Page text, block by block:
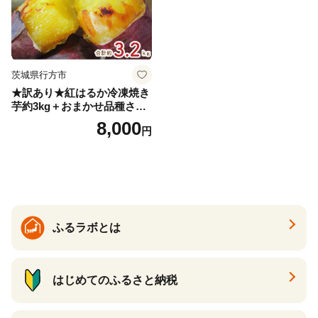
茨城県行方市
★訳あり★紅はるか冷凍焼き
芋約3kg＋おまかせ品種さつ
まいも 合計約3.2kg｜さつ
まいも サツマイモ さつま芋
8,000円
ふるラボとは
はじめてのふるさと納税